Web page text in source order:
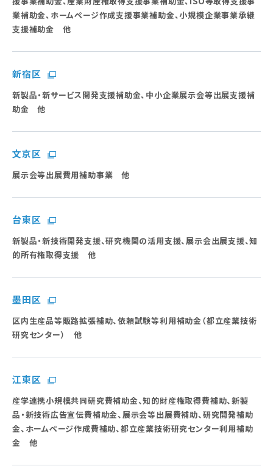
業補助金、ホームページ作成支援事業補助金、小規模企業事業承継
支援補助金 他
新宿区
新製品・新サービス開発支援補助金、中小企業展示会等出展支援補
助金 他
文京区
展示会等出展費用補助事業 他
台東区
新製品・新技術開発支援、研究機関の活用支援、展示会出展支援、知
的所有権取得支援 他
墨田区
区内生産品等販路拡張補助、依頼試験等利用補助金（都立産業技術
研究センター） 他
江東区
産学連携小規模共同研究費補助金、知的財産権取得費補助、新製
品・新技術広告宣伝費補助金、展示会等出展費補助、研究開発補助
金、ホームページ作成費補助、都立産業技術研究センター利用補助
金 他